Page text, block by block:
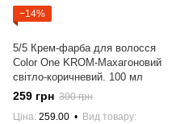
−14%
5/5 Крем-фарба для волосся
Color One KROM-Махагоновий
світло-коричневий. 100 мл
259 грн 300 грн
Ціна 259.00
Вид товару